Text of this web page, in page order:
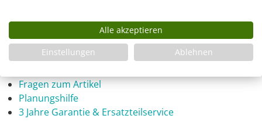
Infos
Fragen zum Artikel
Planungshilfe
3 Jahre Garantie & Ersatzteilservice
Alle akzeptieren
Einstellungen
Ablehnen